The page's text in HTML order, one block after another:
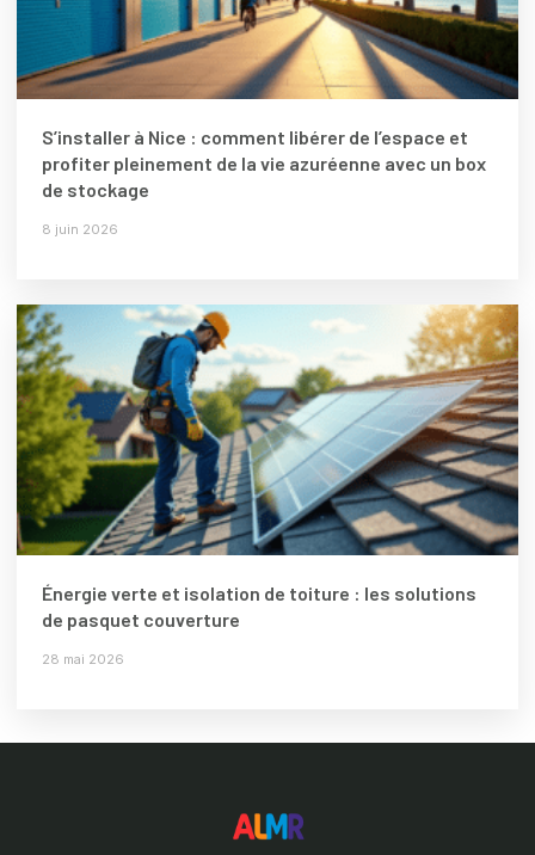
S’installer à Nice : comment libérer de l’espace et
profiter pleinement de la vie azuréenne avec un box
de stockage
8 juin 2026
Énergie verte et isolation de toiture : les solutions
de pasquet couverture
28 mai 2026